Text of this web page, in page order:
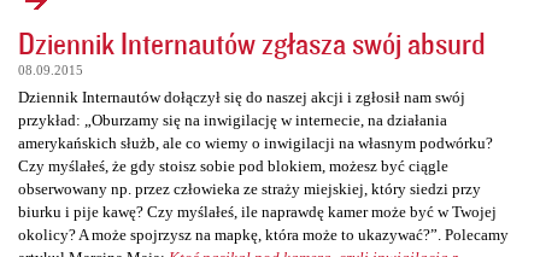
Dziennik Internautów zgłasza swój absurd
08.09.2015
Dziennik Internautów dołączył się do naszej akcji i zgłosił nam swój
przykład: „Oburzamy się na inwigilację w internecie, na działania
amerykańskich służb, ale co wiemy o inwigilacji na własnym podwórku?
Czy myślałeś, że gdy stoisz sobie pod blokiem, możesz być ciągle
obserwowany np. przez człowieka ze straży miejskiej, który siedzi przy
biurku i pije kawę? Czy myślałeś, ile naprawdę kamer może być w Twojej
okolicy? A może spojrzysz na mapkę, która może to ukazywać?”. Polecamy